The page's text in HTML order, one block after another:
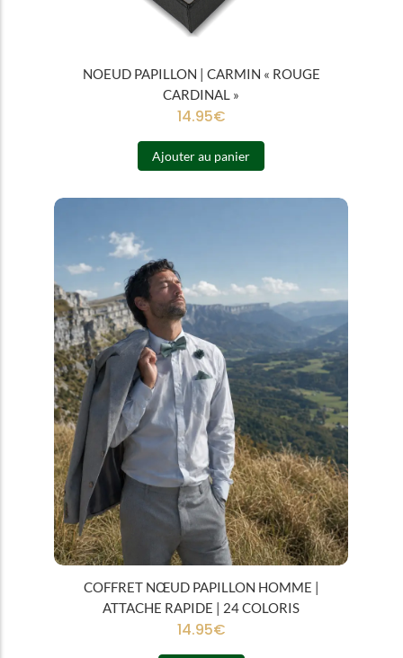
NOEUD PAPILLON | CARMIN « ROUGE
CARDINAL »
14.95€
Ajouter au panier
COFFRET NŒUD PAPILLON HOMME |
ATTACHE RAPIDE | 24 COLORIS
14.95€